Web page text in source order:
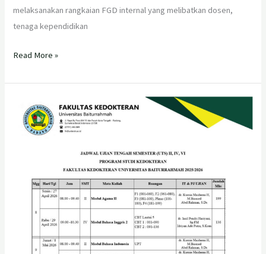
melaksanakan rangkaian FGD internal yang melibatkan dosen,
tenaga kependidikan
Read More »
Jadwal
Ujian
Tengah
Progam